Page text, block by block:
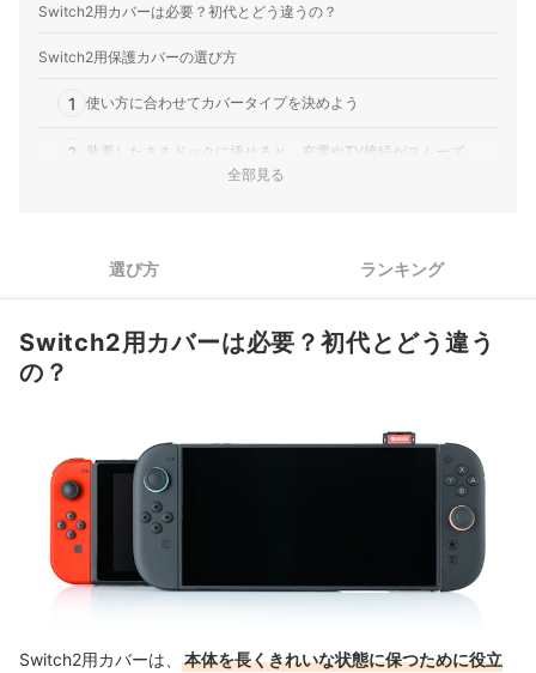
Switch2用カバーは必要？初代とどう違うの？
Switch2用保護カバーの選び方
1 使い方に合わせてカバータイプを決めよう
2 装着したままドックに挿せると、充電やTV接続がスムーズ
Switch2の関連商品もチェック！
Switch2用保護カバーの売れ筋ランキングもチェック！
全部見る
選び方 ランキング
Switch2用カバーは必要？初代とどう違う
の？
Switch2用カバーは、
本体を長くきれいな状態に保つために役立